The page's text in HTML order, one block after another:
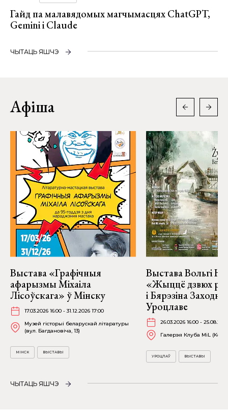
Гайд па малавядомых магчымасцях ChatGPT,
Gemini і Claude
ЧЫТАЦЬ ЯШЧЭ
Афіша
Выстава «Графічныя
афарызмы Міхаіла
Лісоўскага» ў Мінску
17.03.2026 16:00 - 31.12.2026 17:00
Музей гісторыі беларускай літаратуры
(вул. Багдановіча, 13)
МІНСК ВЫСТАВЫ
Выстава Вольгі
«Жыццё дзвюх
і Бярэзіна
Уроцлаве
26.03.2026 16:00 -
Галерэя Клуба MiL
УРОЦЛАЎ ВЫСТАВЫ
ЧЫТАЦЬ ЯШЧЭ